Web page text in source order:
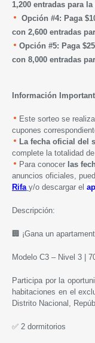
1,200 entradas para
Opción #4: Paga
con 2,600 entradas
Opción #5: Paga
con 8,000 entradas
Información
Este sorteo se
cupones
La fecha oficial del
complete la totalidad
Para conocer las
anuncios oficiales,
Rifa y/o descargar el
Descripción:
🏢 ¡Gana un
Modelo C3 – Nivel 3 |
Participa por la
habitaciones en el
Distrito Nacional,
✅ 2 dormitorios